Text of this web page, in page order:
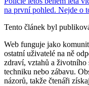
na první pohled. Nejde o
Tento článek byl
Web funguje jako
ostatní uživatelé na ně
zdraví, vztahů a životního
techniku nebo zábavu.
názorů, takže čtenáři